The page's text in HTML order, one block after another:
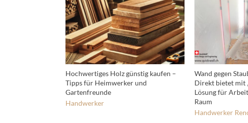
Hochwertiges Holz günstig kaufen –
Tipps für Heimwerker und
Gartenfreunde
Handwerker
Wand gegen
Direkt bietet mit
Lösung für
Raum
Handwerker